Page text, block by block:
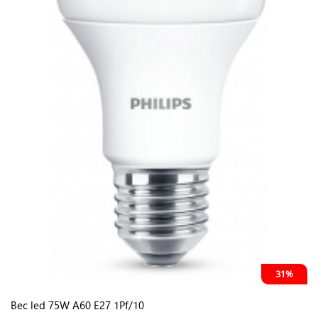
31%
Bec led 75W A60 E27 1Pf/10